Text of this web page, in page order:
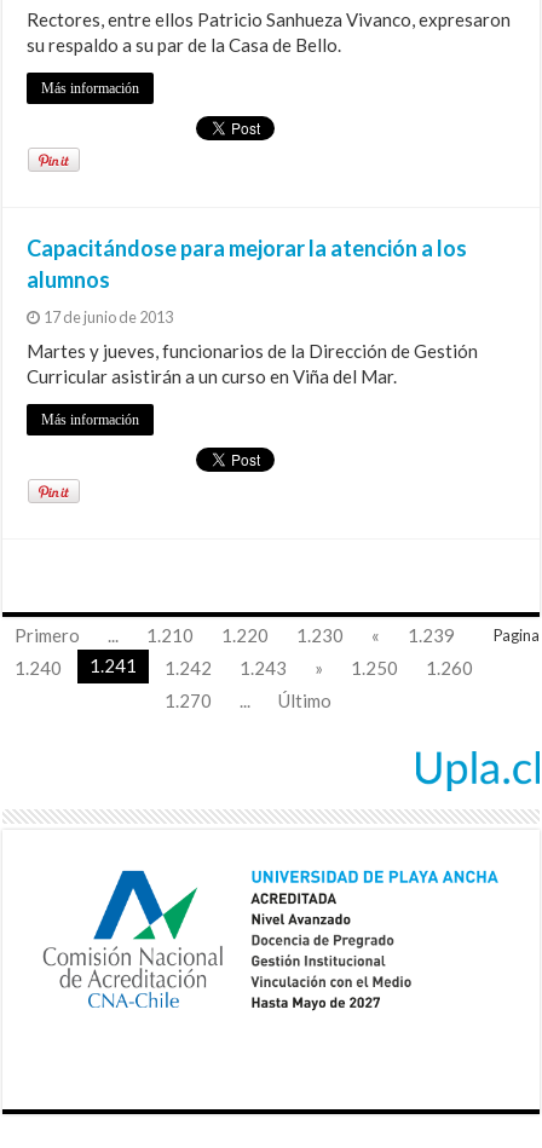
Rectores, entre ellos Patricio Sanhueza Vivanco, expresaron
su respaldo a su par de la Casa de Bello.
Más información
Capacitándose para mejorar la atención a los
alumnos
17 de junio de 2013
Martes y jueves, funcionarios de la Dirección de Gestión
Curricular asistirán a un curso en Viña del Mar.
Más información
Pagina
Primero ... 1.210 1.220 1.230 «
1.239
1.240
1.241 1.242 1.243 » 1.250
1.260
1.270
... Último